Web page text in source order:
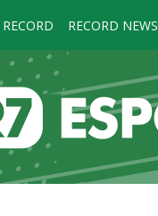
RECORD RECORD NEWS